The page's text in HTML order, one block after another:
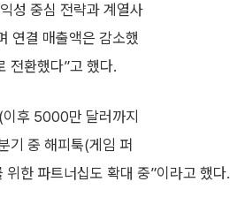
성 중심 전략과 계열사
연결 매출액은 감소했
전환했다”고 했다.
후 5000만 달러까지
기 중 해피툭(게임 퍼
한 파트너십도 확대 중”이라고 했다.